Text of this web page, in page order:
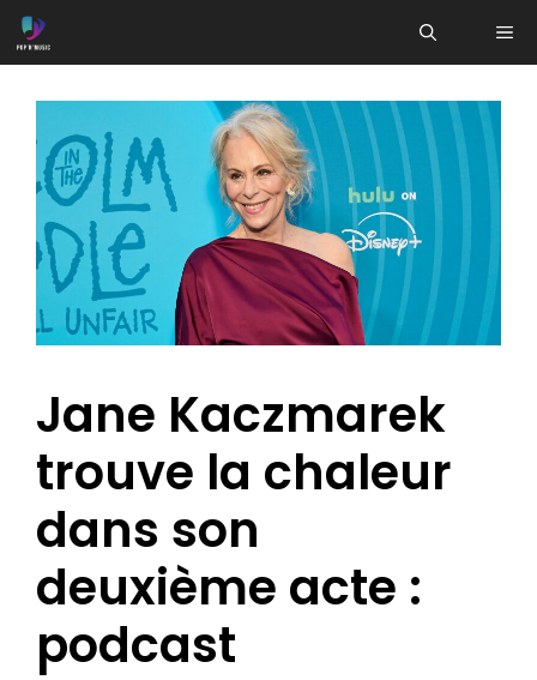
Aller
au
Jane Kaczmarek
trouve la chaleur
dans son
deuxième acte :
podcast